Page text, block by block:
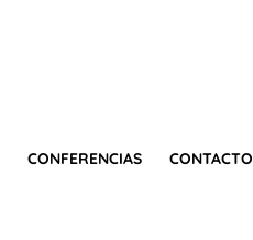
CONFERENCIAS CONTACTO